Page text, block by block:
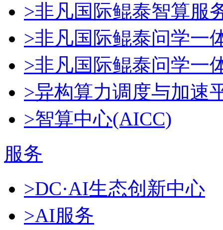
>非凡国际鲲泰智算服
>非凡国际鲲泰问学一
>非凡国际鲲泰问学一
>异构算力调度与加速
>智算中心(AICC)
服务
>DC·AI生态创新中心
>AI服务